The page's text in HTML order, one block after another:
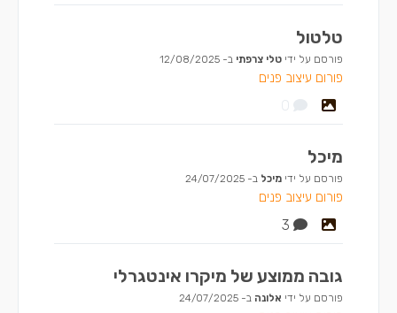
טלטול
פורסם על ידי טלי צרפתי ב- 12/08/2025
פורום עיצוב פנים
0
מיכל
פורסם על ידי מיכל ב- 24/07/2025
פורום עיצוב פנים
3
גובה ממוצע של מיקרו אינטגרלי
פורסם על ידי אלונה ב- 24/07/2025